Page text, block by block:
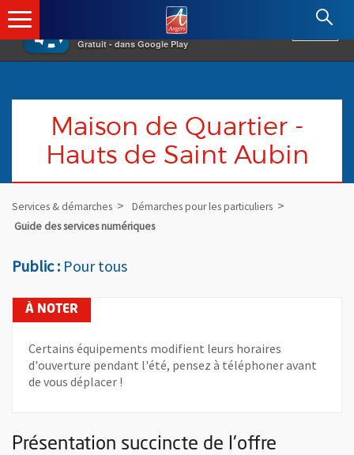
×
Gratuit - dans Google Play
Angers.fr : Retour à l'accueil
Maison de Quartier -
Hauts de Saint Aubin
Services & démarches
Démarches pour les particuliers
Guide des services numériques
Public : Pour tous
Certains équipements modifient leurs horaires
d'ouverture pendant l'été, pensez à téléphoner avant
de vous déplacer !
Présentation succincte de l'offre